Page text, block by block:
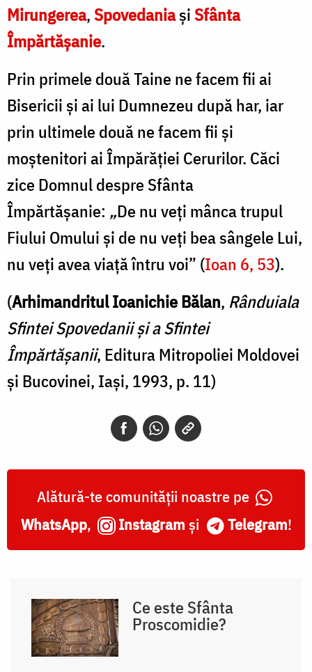
Mirungerea,SpovedaniaşiSfânta
Împărtăşanie.
Prin primele două Taine ne facem fii ai
Bisericii şi ai lui Dumnezeu după har, iar
prin ultimele două ne facem fii şi
moştenitori ai Împărăţiei Cerurilor. Căci
zice Domnul despre Sfânta
Împărtăşanie: „De nu veţi mânca trupul
Fiului Omului şi de nu veţi bea sângele Lui,
nu veţi avea viaţă întru voi” (Ioan 6, 53).
(Arhimandritul Ioanichie Bălan, Rânduiala
Sfintei Spovedanii şi a Sfintei
Împărtăşanii, Editura Mitropoliei Moldovei
şi Bucovinei, Iaşi, 1993, p. 11)
Alătură-te comunității noastre pe
WhatsApp, Instagram și Telegram!
Ce este Sfânta
Proscomidie?